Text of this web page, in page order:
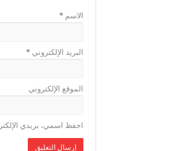
الاسم *
البريد الإلكتروني *
الموقع الإلكتروني
احفظ اسمي، بريدي